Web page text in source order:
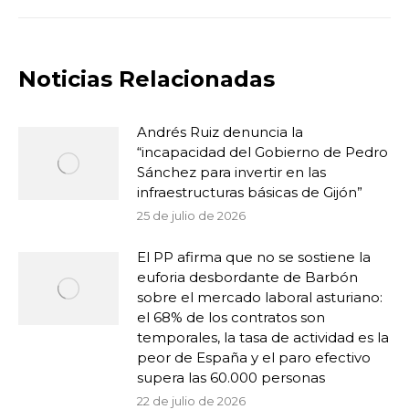
Noticias Relacionadas
Andrés Ruiz denuncia la
“incapacidad del Gobierno de Pedro
Sánchez para invertir en las
infraestructuras básicas de Gijón”
25 de julio de 2026
El PP afirma que no se sostiene la
euforia desbordante de Barbón
sobre el mercado laboral asturiano:
el 68% de los contratos son
temporales, la tasa de actividad es la
peor de España y el paro efectivo
supera las 60.000 personas
22 de julio de 2026